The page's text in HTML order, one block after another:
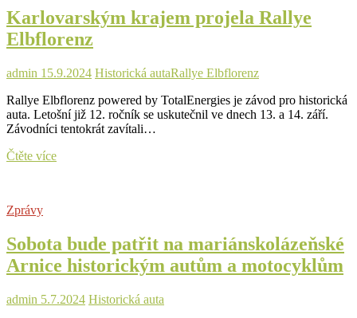
motocykly
Karlovarským krajem projela Rallye
Elbflorenz
admin 15.9.2024 Historická autaRallye Elbflorenz
Rallye Elbflorenz powered by TotalEnergies je závod pro historická
auta. Letošní již 12. ročník se uskutečnil ve dnech 13. a 14. září.
Závodníci tentokrát zavítali…
Čtěte víceKarlovarským
Zprávy
Sobota bude patřit na mariánskolázeňské
Arnice historickým autům a motocyklům
admin 5.7.2024 Historická auta